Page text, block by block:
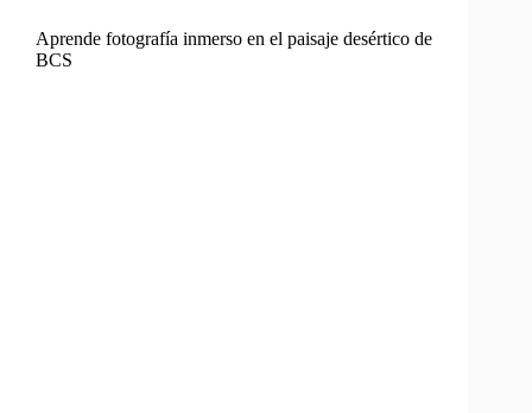
Aprende fotografía inmerso en el paisaje desértico de
BCS